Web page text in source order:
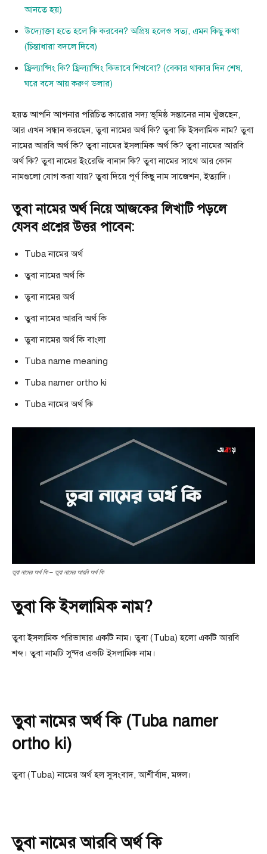
আনতে হয়)
উদ্যোক্তা হতে হলে কি করবেন? অপ্রিয় হলেও সত্য, এমন কিছু কথা
(চিন্তাধারা বদলে দিবে)
ফ্রিল্যান্সিং কি? ফ্রিল্যান্সিং কিভাবে শিখবো? (বেকার থাকার দিন শেষ,
ঘরে বসে আয় করুণ ডলার)
হয়ত আপনি আপনার পরিচিত কারোর সদ্য ভূমিষ্ঠ সন্তানের নাম খুঁজছেন,
আর এখন সন্ধান করছেন, তুবা নামের অর্থ কি? তুবা কি ইসলামিক নাম? তুবা
নামের আরবি অর্থ কি? তুবা নামের ইসলামিক অর্থ কি? তুবা নামের আরবি
অর্থ কি? তুবা নামের ইংরেজি বানান কি? তুবা নামের সাথে আর কোন
নামগুলো যোগ করা যায়? তুবা দিয়ে পূর্ণ কিছু নাম সাজেশন, ইত্যাদি।
তুবা নামের অর্থ নিয়ে আজকের লিখাটি পড়লে
যেসব প্রশ্নের উত্তর পাবেন:
Tuba নামের অর্থ
তুবা নামের অর্থ কি
তুবা নামের অর্থ
তুবা নামের আরবি অর্থ কি
তুবা নামের অর্থ কি বাংলা
Tuba name meaning
Tuba namer ortho ki
Tuba নামের অর্থ কি
তুবা নামের অর্থ কি – তুবা নামের আরবি অর্থ কি
তুবা কি ইসলামিক নাম?
তুবা ইসলামিক পরিভাষার একটি নাম। তুবা (Tuba) হলাে একটি আরবি
শব্দ। তুবা নামটি সুন্দর একটি ইসলামিক নাম।
তুবা নামের অর্থ কি (Tuba namer
ortho ki)
তুবা (Tuba) নামের অর্থ হল সুসংবাদ, আশীর্বাদ, মঙ্গল।
তুবা নামের আরবি অর্থ কি